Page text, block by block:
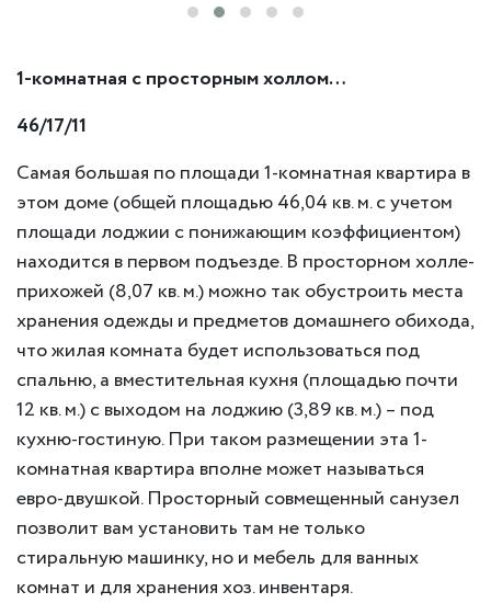
1-комнатная с просторным холлом…
46/17/11
Самая большая по площади 1-комнатная квартира в
этом доме (общей площадью 46,04 кв. м. с учетом
площади лоджии с понижающим коэффициентом)
находится в первом подъезде. В просторном холле-
прихожей (8,07 кв. м.) можно так обустроить места
хранения одежды и предметов домашнего обихода,
что жилая комната будет использоваться под
спальню, а вместительная кухня (площадью почти
12 кв. м.) с выходом на лоджию (3,89 кв. м.) – под
кухню-гостиную. При таком размещении эта 1-
комнатная квартира вполне может называться
евро-двушкой. Просторный совмещенный санузел
позволит вам установить там не только
стиральную машинку, но и мебель для ванных
комнат и для хранения хоз. инвентаря.